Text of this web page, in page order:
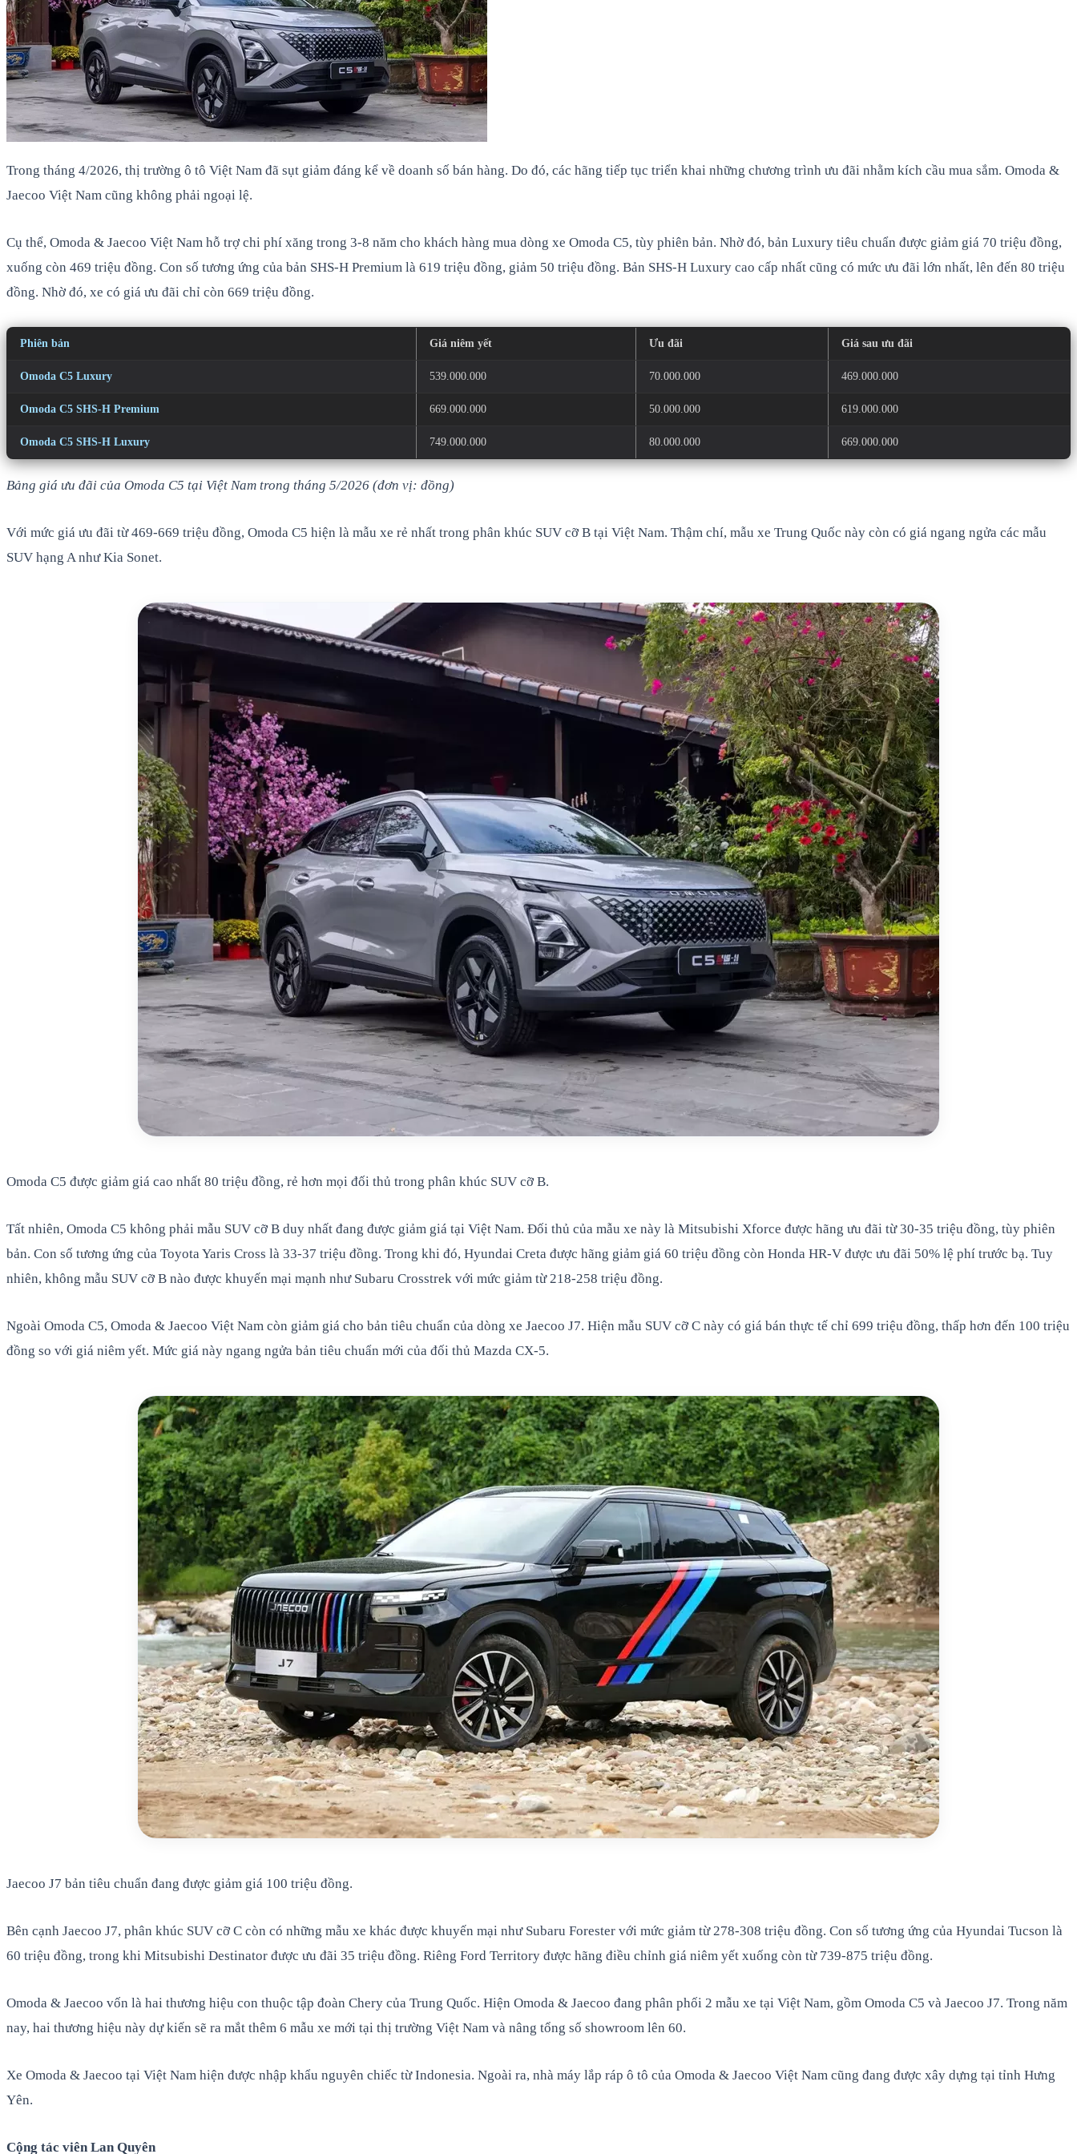
Trong tháng 4/2026, thị trường ô tô Việt Nam đã sụt giảm đáng kể về doanh số bán hàng. Do đó, các hãng tiếp tục triển khai những chương trình ưu đãi nhằm kích cầu mua sắm. Omoda &
Jaecoo Việt Nam cũng không phải ngoại lệ.
Cụ thể, Omoda & Jaecoo Việt Nam hỗ trợ chi phí xăng trong 3-8 năm cho khách hàng mua dòng xe Omoda C5, tùy phiên bản. Nhờ đó, bản Luxury tiêu chuẩn được giảm giá 70 triệu đồng,
xuống còn 469 triệu đồng. Con số tương ứng của bản SHS-H Premium là 619 triệu đồng, giảm 50 triệu đồng. Bản SHS-H Luxury cao cấp nhất cũng có mức ưu đãi lớn nhất, lên đến 80 triệu
đồng. Nhờ đó, xe có giá ưu đãi chỉ còn 669 triệu đồng.
Phiên bản Giá niêm yết Ưu đãi Giá sau ưu đãi
Omoda C5 Luxury 539.000.000 70.000.000 469.000.000
Omoda C5 SHS-H Premium 669.000.000 50.000.000 619.000.000
Omoda C5 SHS-H Luxury 749.000.000 80.000.000 669.000.000
Bảng giá ưu đãi của Omoda C5 tại Việt Nam trong tháng 5/2026 (đơn vị: đồng)
Với mức giá ưu đãi từ 469-669 triệu đồng, Omoda C5 hiện là mẫu xe rẻ nhất trong phân khúc SUV cỡ B tại Việt Nam. Thậm chí, mẫu xe Trung Quốc này còn có giá ngang ngửa các mẫu
SUV hạng A như Kia Sonet.
Omoda C5 được giảm giá cao nhất 80 triệu đồng, rẻ hơn mọi đối thủ trong phân khúc SUV cỡ B.
Tất nhiên, Omoda C5 không phải mẫu SUV cỡ B duy nhất đang được giảm giá tại Việt Nam. Đối thủ của mẫu xe này là Mitsubishi Xforce được hãng ưu đãi từ 30-35 triệu đồng, tùy phiên
bản. Con số tương ứng của Toyota Yaris Cross là 33-37 triệu đồng. Trong khi đó, Hyundai Creta được hãng giảm giá 60 triệu đồng còn Honda HR-V được ưu đãi 50% lệ phí trước bạ. Tuy
nhiên, không mẫu SUV cỡ B nào được khuyến mại mạnh như Subaru Crosstrek với mức giảm từ 218-258 triệu đồng.
Ngoài Omoda C5, Omoda & Jaecoo Việt Nam còn giảm giá cho bản tiêu chuẩn của dòng xe Jaecoo J7. Hiện mẫu SUV cỡ C này có giá bán thực tế chỉ 699 triệu đồng, thấp hơn đến 100 triệu
đồng so với giá niêm yết. Mức giá này ngang ngửa bản tiêu chuẩn mới của đối thủ Mazda CX-5.
Jaecoo J7 bản tiêu chuẩn đang được giảm giá 100 triệu đồng.
Bên cạnh Jaecoo J7, phân khúc SUV cỡ C còn có những mẫu xe khác được khuyến mại như Subaru Forester với mức giảm từ 278-308 triệu đồng. Con số tương ứng của Hyundai Tucson là
60 triệu đồng, trong khi Mitsubishi Destinator được ưu đãi 35 triệu đồng. Riêng Ford Territory được hãng điều chỉnh giá niêm yết xuống còn từ 739-875 triệu đồng.
Omoda & Jaecoo vốn là hai thương hiệu con thuộc tập đoàn Chery của Trung Quốc. Hiện Omoda & Jaecoo đang phân phối 2 mẫu xe tại Việt Nam, gồm Omoda C5 và Jaecoo J7. Trong năm
nay, hai thương hiệu này dự kiến sẽ ra mắt thêm 6 mẫu xe mới tại thị trường Việt Nam và nâng tổng số showroom lên 60.
Xe Omoda & Jaecoo tại Việt Nam hiện được nhập khẩu nguyên chiếc từ Indonesia. Ngoài ra, nhà máy lắp ráp ô tô của Omoda & Jaecoo Việt Nam cũng đang được xây dựng tại tỉnh Hưng
Yên.
Cộng tác viên Lan Quyên